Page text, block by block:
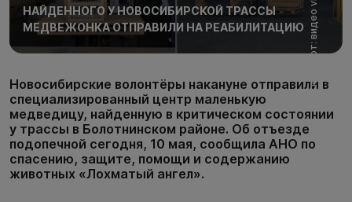
НАЙДЕННОГО У НОВОСИБИРСКОЙ ТРАССЫ
МЕДВЕЖОНКА ОТПРАВИЛИ НА РЕАБИЛИТАЦИЮ
Новосибирские волонтёры накануне отправили в
специализированный центр маленькую
медведицу, найденную в критическом состоянии
у трассы в Болотнинском районе. Об отъезде
подопечной сегодня, 10 мая, сообщила АНО по
спасению, защите, помощи и содержанию
животных «Лохматый ангел».